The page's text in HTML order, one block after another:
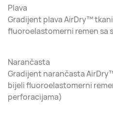
Plava
Gradijent plava AirDry™
fluoroelastomerni remen sa
Narančasta
Gradijent narančasta
bijeli fluoroelastomerni
perforacijama)